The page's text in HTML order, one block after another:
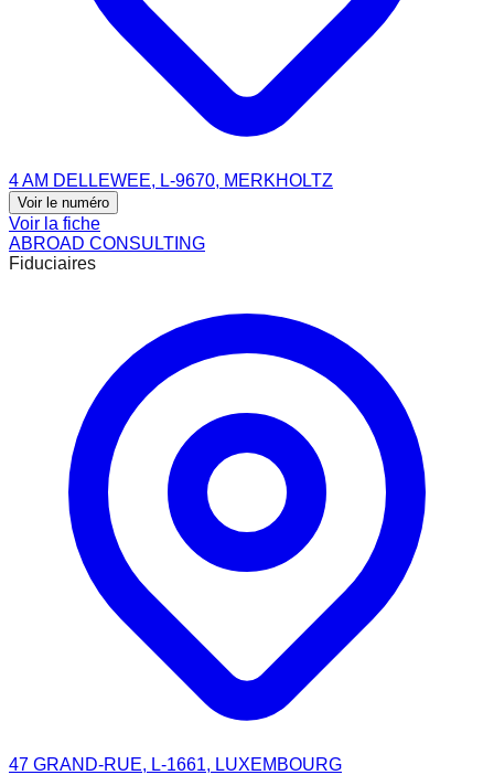
4 AM DELLEWEE, L-9670, MERKHOLTZ
Voir le numéro
Voir la fiche
ABROAD CONSULTING
Fiduciaires
47 GRAND-RUE, L-1661, LUXEMBOURG